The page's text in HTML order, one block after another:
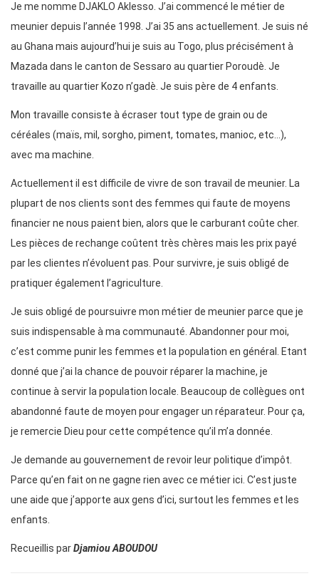
Je me nomme DJAKLO Aklesso. J’ai commencé le métier de
meunier depuis l’année 1998. J’ai 35 ans actuellement. Je suis né
au Ghana mais aujourd’hui je suis au Togo, plus précisément à
Mazada dans le canton de Sessaro au quartier Poroudè. Je
travaille au quartier Kozo n’gadè. Je suis père de 4 enfants.
Mon travaille consiste à écraser tout type de grain ou de
céréales (maïs, mil, sorgho, piment, tomates, manioc, etc…),
avec ma machine.
Actuellement il est difficile de vivre de son travail de meunier. La
plupart de nos clients sont des femmes qui faute de moyens
financier ne nous paient bien, alors que le carburant coûte cher.
Les pièces de rechange coûtent très chères mais les prix payé
par les clientes n’évoluent pas. Pour survivre, je suis obligé de
pratiquer également l’agriculture.
Je suis obligé de poursuivre mon métier de meunier parce que je
suis indispensable à ma communauté. Abandonner pour moi,
c’est comme punir les femmes et la population en général. Etant
donné que j’ai la chance de pouvoir réparer la machine, je
continue à servir la population locale. Beaucoup de collègues ont
abandonné faute de moyen pour engager un réparateur. Pour ça,
je remercie Dieu pour cette compétence qu’il m’a donnée.
Je demande au gouvernement de revoir leur politique d’impôt.
Parce qu’en fait on ne gagne rien avec ce métier ici. C’est juste
une aide que j’apporte aux gens d’ici, surtout les femmes et les
enfants.
Recueillis parDjamiou ABOUDOU